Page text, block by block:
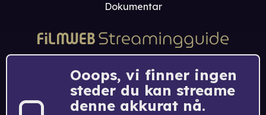
Dokumentar
Ooops, vi finner ingen
steder du kan streame
denne akkurat nå.